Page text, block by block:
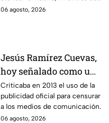
de León
cerró la vialidad para evitar
06 agosto, 2026
Jesús Ramírez Cuevas,
hoy señalado como una
figura clave en la
estrategia de censura
del gobierno
Criticaba en 2013 el uso de la
publicidad oficial para censurar
a los medios de comunicación.
06 agosto, 2026